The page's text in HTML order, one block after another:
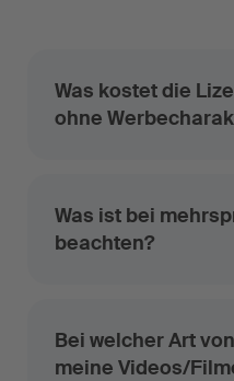
Was kostet die
ohne
Was ist bei
beachten?
Bei welcher Art
meine Videos/